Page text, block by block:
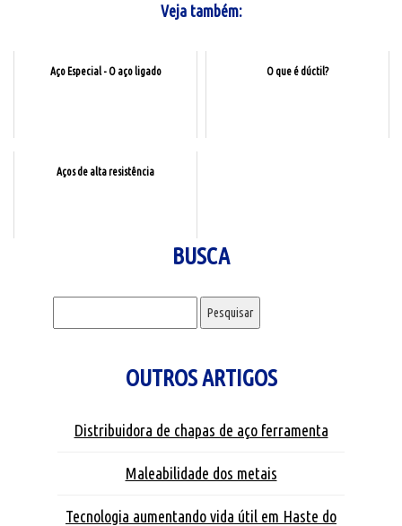
Veja também:
Aço Especial - O aço ligado O que é dúctil?
Aços de alta resistência
BUSCA
OUTROS ARTIGOS
Distribuidora de chapas de aço ferramenta
Maleabilidade dos metais
Tecnologia aumentando vida útil em Haste do